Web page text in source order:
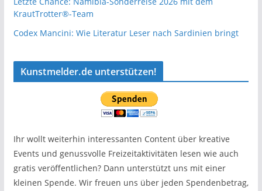
KrautTrotter®-Team
Codex Mancini: Wie Literatur Leser nach Sardinien bringt
Kunstmelder.de unterstützen!
Ihr wollt weiterhin interessanten Content über kreative
Events und genussvolle Freizeitaktivitäten lesen wie auch
gratis veröffentlichen? Dann unterstützt uns mit einer
kleinen Spende. Wir freuen uns über jeden Spendenbetrag,